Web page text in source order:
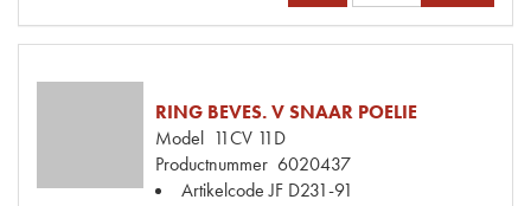
RING BEVES. V SNAAR POELIE
Model 11CV 11D
Productnummer 6020437
Artikelcode JF D231-91